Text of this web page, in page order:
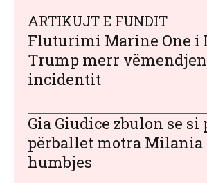
ARTIKUJT E FUNDIT
Fluturimi Marine One i
Trump merr vëmendjen
incidentit
Gia Giudice zbulon se si
përballet motra Milania
humbjes